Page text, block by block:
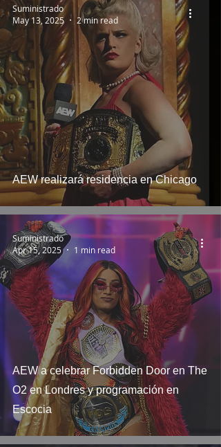
AEW realizará residencia en Chicago
Suministrado
May 13, 2025
2 min read
AEW a celebrar Forbidden Door en The
O2 en Londres y programación en
Escocia
Suministrado
Apr 15, 2025
1 min read